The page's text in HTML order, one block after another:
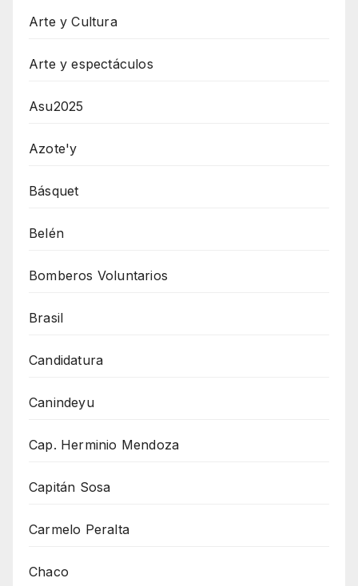
Arte y Cultura
Arte y espectáculos
Asu2025
Azote'y
Básquet
Belén
Bomberos Voluntarios
Brasil
Candidatura
Canindeyu
Cap. Herminio Mendoza
Capitán Sosa
Carmelo Peralta
Chaco